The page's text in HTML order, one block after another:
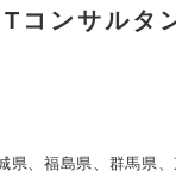
コンサルタ
県、福島県、群馬県